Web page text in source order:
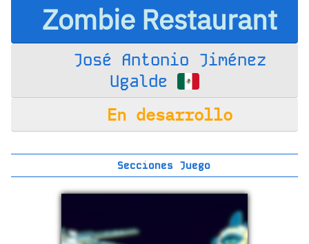
Zombie Restaurant
José Antonio Jiménez
Ugalde
En desarrollo
Secciones Juego